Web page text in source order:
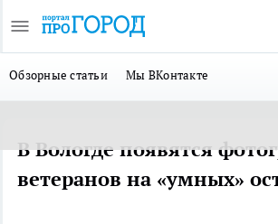
Обзорные статьи Мы ВКонтакте
В Вологде появятся
ветеранов на «умных»